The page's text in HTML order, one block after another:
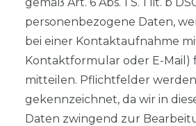
personenbezogene Daten,
bei einer Kontaktaufnahme
Kontaktformular oder E-Mail)
mitteilen. Pflichtfelder werden
gekennzeichnet, da wir in
Daten zwingend zur